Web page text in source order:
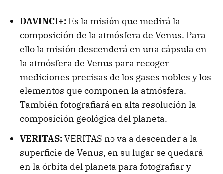
DAVINCI+: Es la misión que medirá la
composición de la atmósfera de Venus. Para
ello la misión descenderá en una cápsula en
la atmósfera de Venus para recoger
mediciones precisas de los gases nobles y los
elementos que componen la atmósfera.
También fotografiará en alta resolución la
composición geológica del planeta.
VERITAS:VERITAS no va a descender a la
superficie de Venus, en su lugar se quedará
en la órbita del planeta para fotografiar y